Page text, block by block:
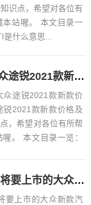
识点，希望对各位有
本站喔。 本文目录一
什么意思...
大众途锐2021款新款价格及图片(大众途锐2021款新款价格及图片及价格)
众途锐2021款新款价
2021款新款价格及
，希望对各位有所帮
。 本文目录一览：
2022将要上市的大众新款汽车(2022将要上市的大众新款汽车图片)
要上市的大众新款汽